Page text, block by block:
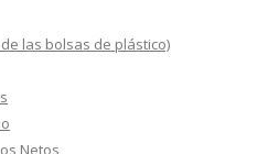
las bolsas de plástico)
Netos